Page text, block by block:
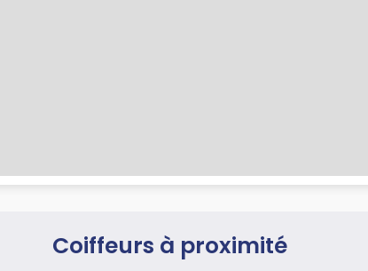
Coiffeurs à proximité